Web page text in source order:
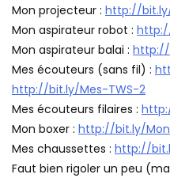
Mon projecteur : http://
Mon aspirateur robot :
Mon aspirateur balai : http://
Mes écouteurs (sans fil) :
http://bit.ly/Mes-TWS-2
Mes écouteurs filaires :
Mon boxer : http://bit.ly/
Mes chaussettes : http://
Faut bien rigoler un peu